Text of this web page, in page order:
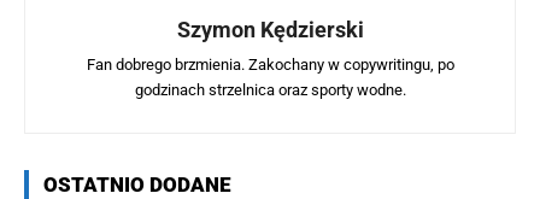
Szymon Kędzierski
Fan dobrego brzmienia. Zakochany w copywritingu, po
godzinach strzelnica oraz sporty wodne.
OSTATNIO DODANE